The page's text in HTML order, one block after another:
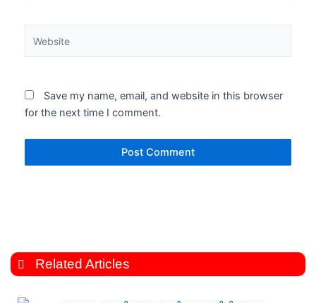
Save my name, email, and website in this browser
for the next time I comment.
Related Articles